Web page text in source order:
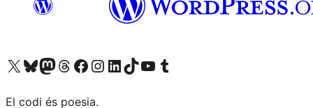
Visiteu el nostre compte X (abans Twitter)
Visiteu el nostre compte de Bluesky
Visiteu el nostre compte al Mastodon
Visiteu el nostre compte de Threads
Visiteu la nostra pàgina al Facebook
Visiteu el nostre compte d'Instagram
Visiteu el nostre compte de LinkedIn
Visiteu el nostre compte de TikTok
Visiteu el nostre canal al YouTube
Visiteu el nostre compte de Tumblr
El codi és poesia.